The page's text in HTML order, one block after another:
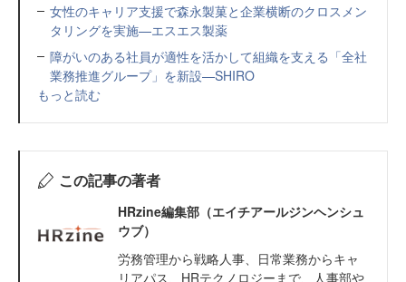
女性のキャリア支援で森永製菓と企業横断のクロスメン
タリングを実施—エスエス製薬
障がいのある社員が適性を活かして組織を支える「全社
業務推進グループ」を新設—SHIRO
もっと読む
この記事の著者
HRzine編集部（エイチアールジンヘンシュ
ウブ）
労務管理から戦略人事、日常業務からキャ
リアパス、HRテクノロジーまで、人事部や